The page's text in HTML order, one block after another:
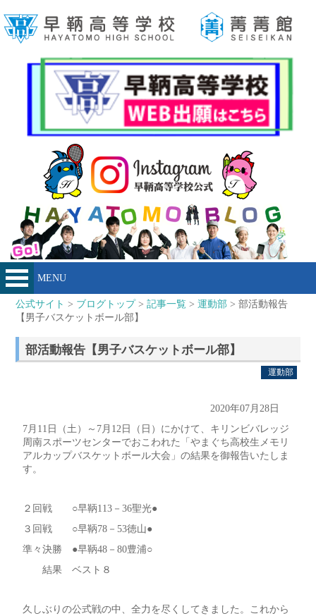
MENU
公式サイト > ブログトップ>記事一覧 >運動部 > 部活動報告
【男子バスケットボール部】
部活動報告【男子バスケットボール部】
運動部
2020年07月28日
7月11日（土）～7月12日（日）にかけて、キリンビバレッジ
周南スポーツセンターでおこわれた「やまぐち高校生メモリ
アルカップバスケットボール大会」の結果を御報告いたしま
す。
２回戦 ○早鞆113－36聖光●
３回戦 ○早鞆78－53徳山●
準々決勝 ●早鞆48－80豊浦○
結果 ベスト８
久しぶりの公式戦の中、全力を尽くしてきました。これから